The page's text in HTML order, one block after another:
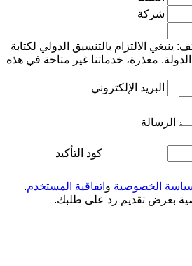
شركة
ينبغي الالتزام بالتنسيق الدولي لكتابة
معذرة، خدماتنا غير متاحة في هذه
البريد الإلكتروني
الرسالة
كود التأكيد
الخصوصية و اتفاقية المستخدم.
بغرض تقديم رد على طلبك.